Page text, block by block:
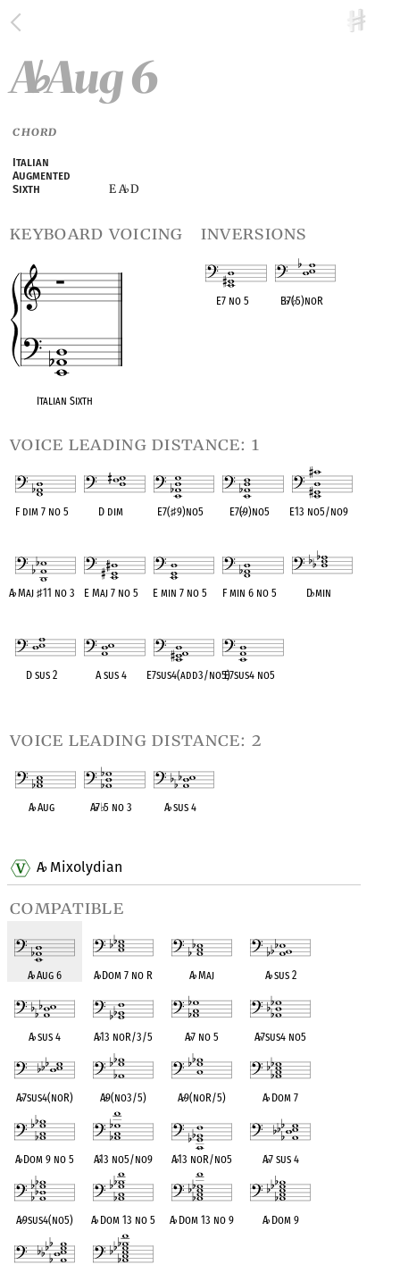
A♭Mixolydian
compatible
A♭Aug 6 A♭Dom 7 no R A♭Maj A♭sus 2
A♭sus 4 A♭13 noR/3/5 A♭7 no 5 A♭7sus4 no5
A♭7sus4(noR) A♭9(no3/5) A♭9(noR/5) A♭Dom 7
A♭Dom 9 no 5 A♭13 no5/no9 A♭13 noR/no5 A♭7 sus 4
A♭9sus4(no5) A♭Dom 13 no 5 A♭Dom 13 no 9 A♭Dom 9
A♭Aug 6
CHORD
Italian
Augmented
Sixth
E A♭D
keyboard voicing
Italian Sixth
inversions
E7 no 5 B♭7(♭5)noR
voice leading distance: 1
F dim 7 no 5 D dim E7(♯9)no5 E7(♭9)no5 E13 no5/no9
A♭Maj ♯11 no 3 E Maj 7 no 5 E min 7 no 5 F min 6 no 5 D♭min
D sus 2 A sus 4 E7sus4(add3/no5)E7sus4 no5
voice leading distance: 2
A♭Aug A♭7♭5 no 3 A♭sus 4